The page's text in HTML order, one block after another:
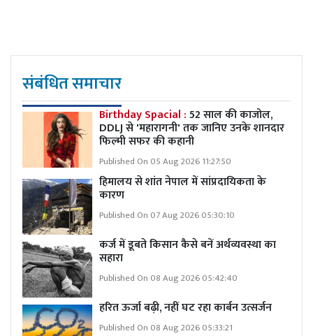
संबंधित समाचार
Birthday Spacial :52 साल की काजोल,
DDLJ से 'महारागनी' तक जानिए उनके शानदार
फिल्मी सफर की कहानी
Published On 05 Aug 2026 11:27:50
हिमालय से शांत नेपाल में सांप्रदायिकता के
कारण
Published On 07 Aug 2026 05:30:10
कर्ज में डूबते किसान कैसे बनें अर्थव्यवस्था का
सहारा
Published On 08 Aug 2026 05:42:40
हरित ऊर्जा बढ़ी, नहीं घट रहा कार्बन उत्सर्जन
Published On 08 Aug 2026 05:33:21